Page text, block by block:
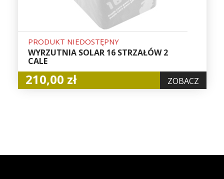
PRODUKT NIEDOSTĘPNY
WYRZUTNIA SOLAR 16 STRZAŁÓW 2
CALE
210,00 zł ZOBACZ